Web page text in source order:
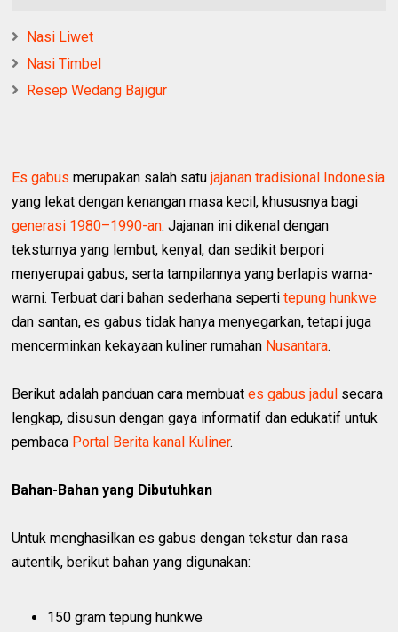
Nasi Liwet
Nasi Timbel
Resep Wedang Bajigur
Es gabus merupakan salah satujajanan tradisional Indonesia
yang lekat dengan kenangan masa kecil, khususnya bagi
generasi 1980–1990-an. Jajanan ini dikenal dengan
teksturnya yang lembut, kenyal, dan sedikit berpori
menyerupai gabus, serta tampilannya yang berlapis warna-
warni. Terbuat dari bahan sederhana sepertitepung hunkwe
dan santan, es gabus tidak hanya menyegarkan, tetapi juga
mencerminkan kekayaan kuliner rumahan Nusantara.
Berikut adalah panduan cara membuates gabus jadul secara
lengkap, disusun dengan gaya informatif dan edukatif untuk
pembaca Portal Berita kanal Kuliner.
Bahan-Bahan yang Dibutuhkan
Untuk menghasilkan es gabus dengan tekstur dan rasa
autentik, berikut bahan yang digunakan:
150 gram tepung hunkwe